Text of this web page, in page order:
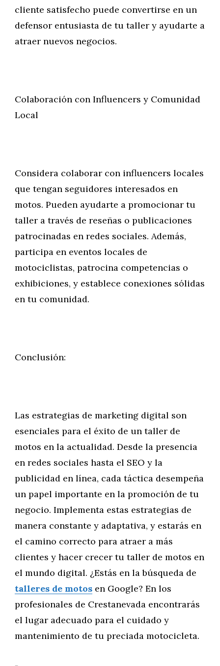
cliente satisfecho puede convertirse en un
defensor entusiasta de tu taller y ayudarte a
atraer nuevos negocios.
Colaboración con Influencers y Comunidad
Local
Considera colaborar con influencers locales
que tengan seguidores interesados en
motos. Pueden ayudarte a promocionar tu
taller a través de reseñas o publicaciones
patrocinadas en redes sociales. Además,
participa en eventos locales de
motociclistas, patrocina competencias o
exhibiciones, y establece conexiones sólidas
en tu comunidad.
Conclusión:
Las estrategias de marketing digital son
esenciales para el éxito de un taller de
motos en la actualidad. Desde la presencia
en redes sociales hasta el SEO y la
publicidad en línea, cada táctica desempeña
un papel importante en la promoción de tu
negocio. Implementa estas estrategias de
manera constante y adaptativa, y estarás en
el camino correcto para atraer a más
clientes y hacer crecer tu taller de motos en
el mundo digital. ¿Estás en la búsqueda de
talleres de motos en Google? En los
profesionales de Crestanevada encontrarás
el lugar adecuado para el cuidado y
mantenimiento de tu preciada motocicleta.